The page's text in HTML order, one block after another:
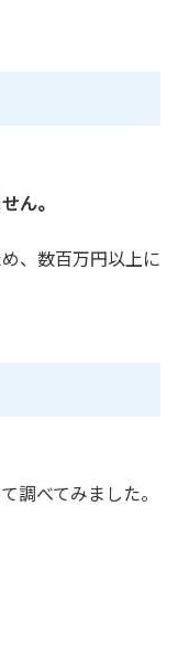
ん。
、数百万円以上に
調べてみました。